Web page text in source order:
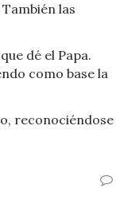
las
dé el Papa.
como base la
reconociéndose